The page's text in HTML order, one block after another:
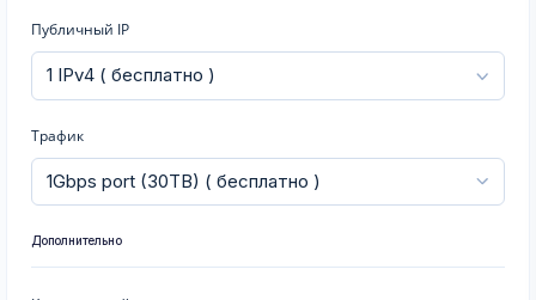
Публичный IP
Трафик
Дополнительно